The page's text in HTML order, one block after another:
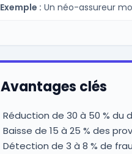
Exemple : Un néo-assureur
Avantages clés
Réduction de 30 à 50 % du
Baisse de 15 à 25 % des
Détection de 3 à 8 % de